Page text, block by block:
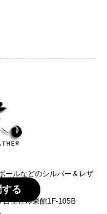
ールなどのシルバー＆レザ
生ビル東館1F-105B
る